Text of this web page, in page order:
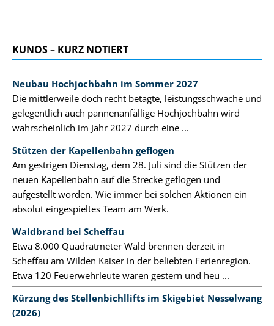
KUNOS – KURZ NOTIERT
Neubau Hochjochbahn im Sommer 2027
Die mittlerweile doch recht betagte, leistungsschwache und
gelegentlich auch pannenanfällige Hochjochbahn wird
wahrscheinlich im Jahr 2027 durch eine ...
Stützen der Kapellenbahn geflogen
Am gestrigen Dienstag, dem 28. Juli sind die Stützen der
neuen Kapellenbahn auf die Strecke geflogen und
aufgestellt worden. Wie immer bei solchen Aktionen ein
absolut eingespieltes Team am Werk.
Waldbrand bei Scheffau
Etwa 8.000 Quadratmeter Wald brennen derzeit in
Scheffau am Wilden Kaiser in der beliebten Ferienregion.
Etwa 120 Feuerwehrleute waren gestern und heu ...
Kürzung des Stellenbichllifts im Skigebiet Nesselwang
(2026)